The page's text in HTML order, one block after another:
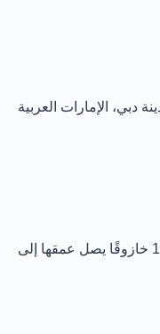
دبي، الإمارات العربية
يصل عمقها إلى